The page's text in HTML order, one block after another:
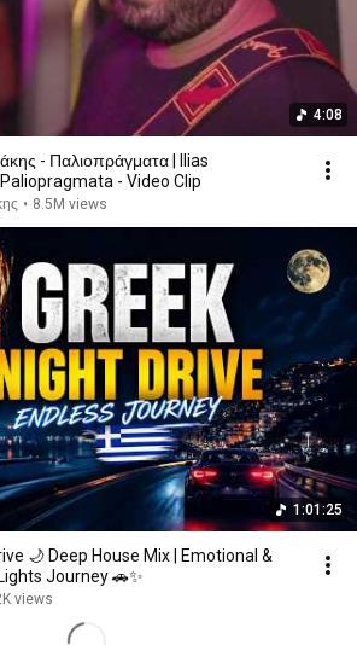
4:08
- Παλιοπράγματα | Ilias
- Video Clip
• 8.5M views
1:01:25
🌙 Deep House Mix | Emotional &
Journey 🚗✨
views